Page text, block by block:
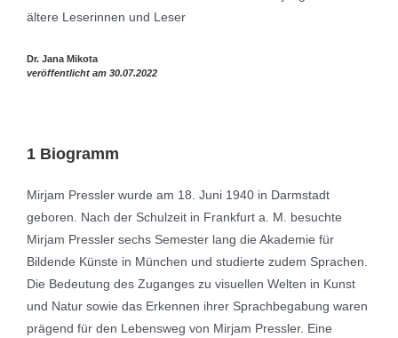
ältere Leserinnen und Leser
Dr. Jana Mikota
veröffentlicht am 30.07.2022
1 Biogramm
Mirjam Pressler wurde am 18. Juni 1940 in Darmstadt
geboren. Nach der Schulzeit in Frankfurt a. M. besuchte
Mirjam Pressler sechs Semester lang die Akademie für
Bildende Künste in München und studierte zudem Sprachen.
Die Bedeutung des Zuganges zu visuellen Welten in Kunst
und Natur sowie das Erkennen ihrer Sprachbegabung waren
prägend für den Lebensweg von Mirjam Pressler. Eine